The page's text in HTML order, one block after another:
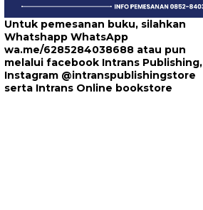
Untuk pemesanan buku, silahkan
Whatshapp WhatsApp
wa.me/6285284038688 atau pun
melalui facebook Intrans Publishing,
Instagram @intranspublishingstore
serta Intrans Online bookstore